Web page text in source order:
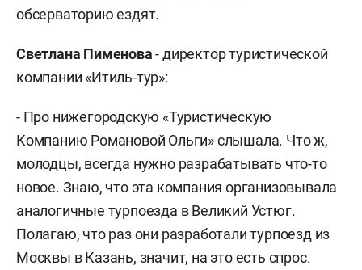
обсерваторию ездят.
Светлана Пименова- директор туристической
компании «Итиль-тур»:
- Про нижегородскую «Туристическую
Компанию Романовой Ольги» слышала. Что ж,
молодцы, всегда нужно разрабатывать что-то
новое. Знаю, что эта компания организовывала
аналогичные турпоезда в Великий Устюг.
Полагаю, что раз они разработали турпоезд из
Москвы в Казань, значит, на это есть спрос.